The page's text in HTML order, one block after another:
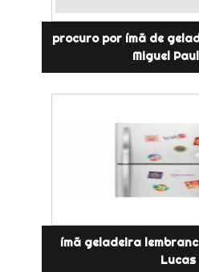
procuro por ímã de
Miguel
ímã geladeira
Lucas